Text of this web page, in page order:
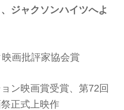
ジャクソンハイツへよ
画批評家協会賞
ン映画賞受賞、第72回
正式上映作